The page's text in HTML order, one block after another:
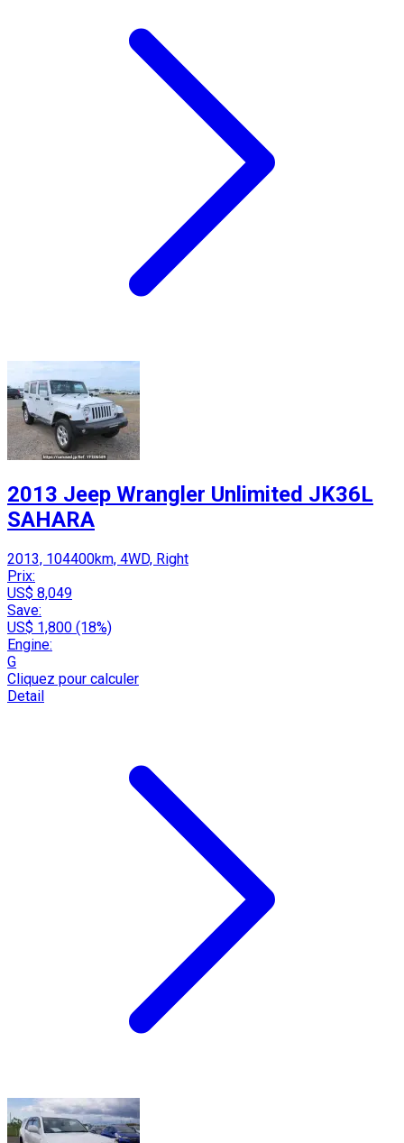
2013 Jeep Wrangler Unlimited JK36L
SAHARA
2013, 104400km, 4WD, Right
Prix:
US$ 8,049
Save:
US$ 1,800 (18%)
Engine:
G
Cliquez pour calculer
Detail